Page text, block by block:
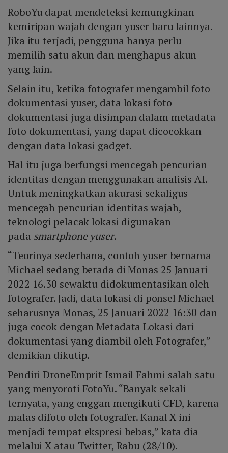
RoboYu dapat mendeteksi kemungkinan
kemiripan wajah dengan yuser baru lainnya.
Jika itu terjadi, pengguna hanya perlu
memilih satu akun dan menghapus akun
yang lain.
Selain itu, ketika fotografer mengambil foto
dokumentasi yuser, data lokasi foto
dokumentasi juga disimpan dalam metadata
foto dokumentasi, yang dapat dicocokkan
dengan data lokasi gadget.
Hal itu juga berfungsi mencegah pencurian
identitas dengan menggunakan analisis AI.
Untuk meningkatkan akurasi sekaligus
mencegah pencurian identitas wajah,
teknologi pelacak lokasi digunakan
pada smartphone yuser.
“Teorinya sederhana, contoh yuser bernama
Michael sedang berada di Monas 25 Januari
2022 16.30 sewaktu didokumentasikan oleh
fotografer. Jadi, data lokasi di ponsel Michael
seharusnya Monas, 25 Januari 2022 16:30 dan
juga cocok dengan Metadata Lokasi dari
dokumentasi yang diambil oleh Fotografer,”
demikian dikutip.
Pendiri DroneEmprit Ismail Fahmi salah satu
yang menyoroti FotoYu. “Banyak sekali
ternyata, yang enggan mengikuti CFD, karena
malas difoto oleh fotografer. Kanal X ini
menjadi tempat ekspresi bebas,” kata dia
melalui X atau Twitter, Rabu (28/10).